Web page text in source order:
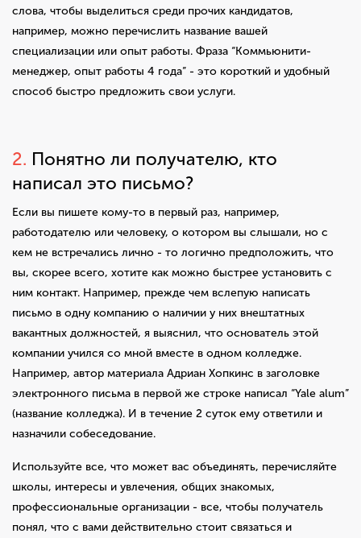
слова, чтобы выделиться среди прочих кандидатов,
например, можно перечислить название вашей
специализации или опыт работы. Фраза “Коммьюнити-
менеджер, опыт работы 4 года” - это короткий и удобный
способ быстро предложить свои услуги.
2. Понятно ли получателю, кто
написал это письмо?
Если вы пишете кому-то в первый раз, например,
работодателю или человеку, о котором вы слышали, но с
кем не встречались лично - то логично предположить, что
вы, скорее всего, хотите как можно быстрее установить с
ним контакт. Например, прежде чем вслепую написать
письмо в одну компанию о наличии у них внештатных
вакантных должностей, я выяснил, что основатель этой
компании учился со мной вместе в одном колледже.
Например, автор материала Адриан Хопкинс в заголовке
электронного письма в первой же строке написал “Yale alum”
(название колледжа). И в течение 2 суток ему ответили и
назначили собеседование.
Используйте все, что может вас объединять, перечисляйте
школы, интересы и увлечения, общих знакомых,
профессиональные организации - все, чтобы получатель
понял, что с вами действительно стоит связаться и